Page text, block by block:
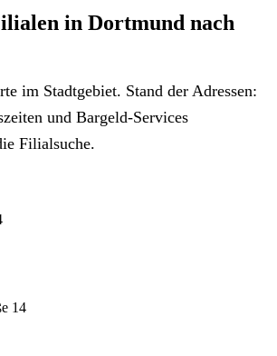
in Dortmund nach
im Stadtgebiet. Stand der Adressen:
und Bargeld-Services
Filialsuche.
14